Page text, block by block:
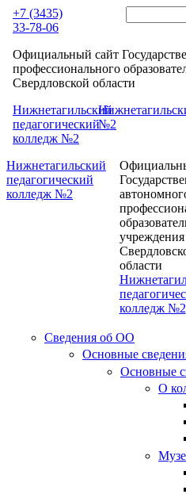
Перейти к основному
+7 (3435)
33-78-06
Официальный сайт
профессионального
Свердловской области
Нижнетагильский
педагогический
колледж №2
№2
Нижнетагильский
педагогический
колледж №2
учреждения
области
колледж №2
Сведения об ОО
Основные
Основные
О